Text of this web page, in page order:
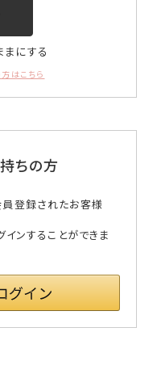
まにする
はこちら
ちの方
登録されたお客様
インすることができま